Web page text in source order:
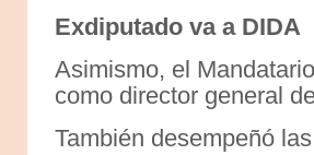
Exdiputado va a DIDA
Asimismo, el
como director general
También desempeñó